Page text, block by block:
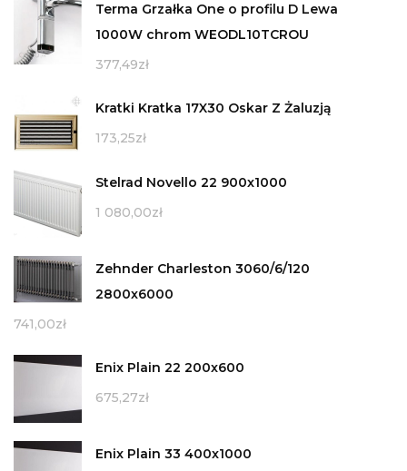
Terma Grzałka One o profilu D Lewa
1000W chrom WEODL10TCROU
377,49zł
Kratki Kratka 17X30 Oskar Z Żaluzją
173,25zł
Stelrad Novello 22 900x1000
1 080,00zł
Zehnder Charleston 3060/6/120
2800x6000
741,00zł
Enix Plain 22 200x600
675,27zł
Enix Plain 33 400x1000